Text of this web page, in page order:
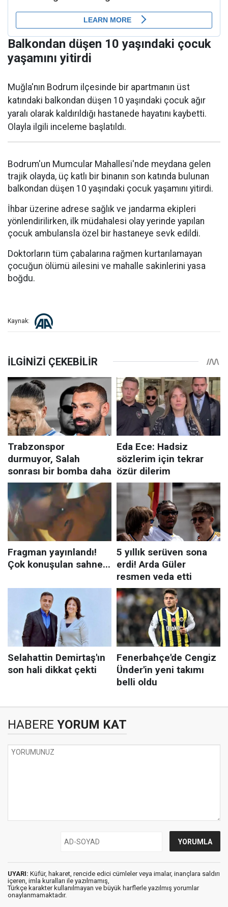
Balkondan düşen 10 yaşındaki çocuk
yaşamını yitirdi
Muğla'nın Bodrum ilçesinde bir apartmanın üst
katındaki balkondan düşen 10 yaşındaki çocuk ağır
yaralı olarak kaldırıldığı hastanede hayatını kaybetti.
Olayla ilgili inceleme başlatıldı.
Bodrum'un Mumcular Mahallesi'nde meydana gelen
trajik olayda, üç katlı bir binanın son katında bulunan
balkondan düşen 10 yaşındaki çocuk yaşamını yitirdi.
İhbar üzerine adrese sağlık ve jandarma ekipleri
yönlendirilirken, ilk müdahalesi olay yerinde yapılan
çocuk ambulansla özel bir hastaneye sevk edildi.
Doktorların tüm çabalarına rağmen kurtarılamayan
çocuğun ölümü ailesini ve mahalle sakinlerini yasa
boğdu.
Kaynak:
HABERE YORUM KAT
UYARI: Küfür, hakaret, rencide edici cümleler veya imalar, inançlara saldırı
içeren, imla kuralları ile yazılmamış,
Türkçe karakter kullanılmayan ve büyük harflerle yazılmış yorumlar
onaylanmamaktadır.